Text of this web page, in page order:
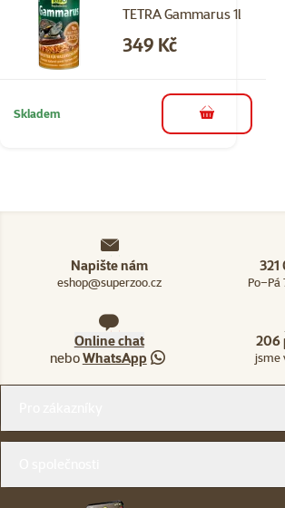
TETRA Gammarus 1l
Cena
349 Kč
Skladem do košíku
Napište nám
eshop@superzoo.cz Po–Pá
Online chat
neboWhatsApp
206
jsme